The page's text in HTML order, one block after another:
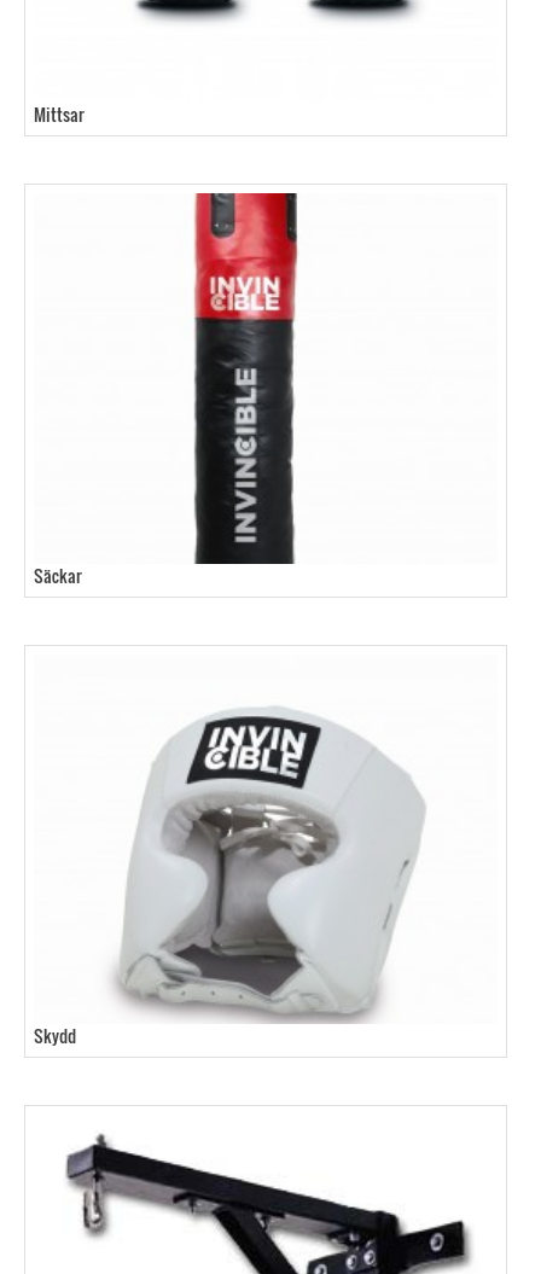
Mittsar
Säckar
Skydd